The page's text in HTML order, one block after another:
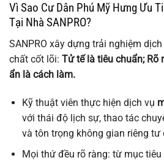
Vì Sao Cư Dân Phú Mỹ Hưng Ưu
Tại Nhà SANPRO?
SANPRO xây dựng trải nghiệm
chất cốt lõi: Tử tế là tiêu chuẩn; Rõ
ẩn là cách làm.
Kỹ thuật viên thực hiện dịch vụ
với thái độ lịch sự, thao tác
và tôn trọng không gian riêng tư
Mọi thứ đều rõ ràng: từ mục